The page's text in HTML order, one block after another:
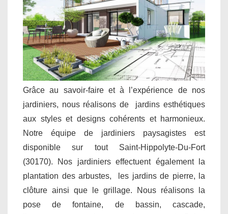
Grâce au savoir-faire et à l’expérience de nos
jardiniers, nous réalisons de jardins esthétiques
aux styles et designs cohérents et harmonieux.
Notre équipe de jardiniers paysagistes est
disponible sur tout Saint-Hippolyte-Du-Fort
(30170). Nos jardiniers effectuent également la
plantation des arbustes, les jardins de pierre, la
clôture ainsi que le grillage. Nous réalisons la
pose de fontaine, de bassin, cascade,